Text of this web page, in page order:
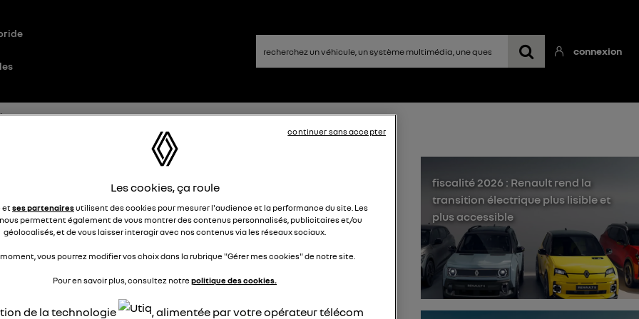
connexion
LT
juin 2026 à18:22
f34 climatisation et mise en sécurité.
branché aujourd'hui une Dash cam sur la partie fusible (f34) de
Trafic de 2015. Ma dashcam ne fonctionnait pas mais ma
fiscalité 2026 : Renault rend la
transition électrique plus lisible et
plus accessible
Les cookies, ça roule
etses partenairesutilisent des cookies pour mesurer l'audience et la performance du site. Les
permettent également de vous montrer des contenus personnalisés, publicitaires et/ou
géolocalisés, et de vous laisser interagir avec nos contenus via les réseaux sociaux.
vous pourrez modifier vos choix dans la rubrique "Gérer mes cookies" de notre site.
Pour en savoir plus, consultez notrepolitique des cookies.
de la technologie
, alimentée par votre opérateur télécom
continuer sans accepter